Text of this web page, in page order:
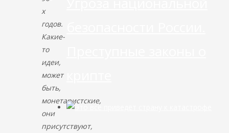
х
годов.
Какие-
то
идеи,
может
быть,
монетаристские,
они
присутствуют,